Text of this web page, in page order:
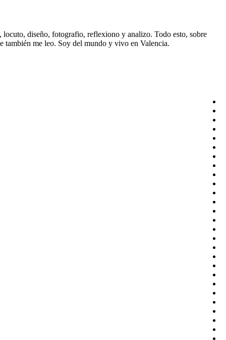
diseño, fotografio, reflexiono y analizo. Todo esto, sobre
también me leo. Soy del mundo y vivo en Valencia.